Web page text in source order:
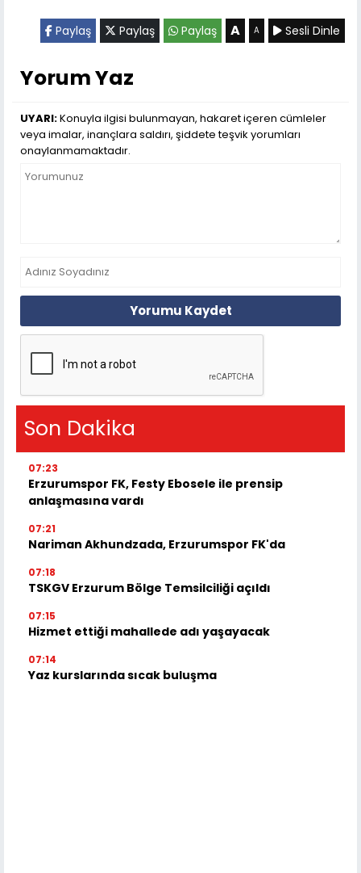
Paylaş Paylaş Paylaş A A Sesli Dinle
Yorum Yaz
UYARI:Konuyla ilgisi bulunmayan, hakaret içeren cümleler
veya imalar, inançlara saldırı, şiddete teşvik yorumları
onaylanmamaktadır.
Yorumu Kaydet
Son Dakika
07:23
Erzurumspor FK, Festy Ebosele ile prensip
anlaşmasına vardı
07:21
Nariman Akhundzada, Erzurumspor FK'da
07:18
TSKGV Erzurum Bölge Temsilciliği açıldı
07:15
Hizmet ettiği mahallede adı yaşayacak
07:14
Yaz kurslarında sıcak buluşma